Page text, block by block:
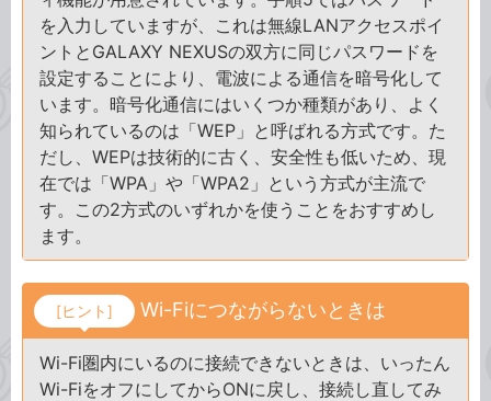
を入力していますが、これは無線LANアクセスポイ
ントとGALAXY NEXUSの双方に同じパスワードを
設定することにより、電波による通信を暗号化して
います。暗号化通信にはいくつか種類があり、よく
知られているのは「WEP」と呼ばれる方式です。た
だし、WEPは技術的に古く、安全性も低いため、現
在では「WPA」や「WPA2」という方式が主流で
す。この2方式のいずれかを使うことをおすすめし
ます。
[ヒント] Wi-Fiにつながらないときは
Wi-Fi圏内にいるのに接続できないときは、いったん
Wi-FiをオフにしてからONに戻し、接続し直してみ